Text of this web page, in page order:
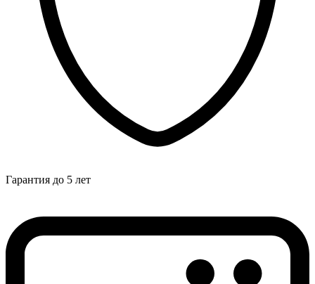
Гарантия до 5 лет